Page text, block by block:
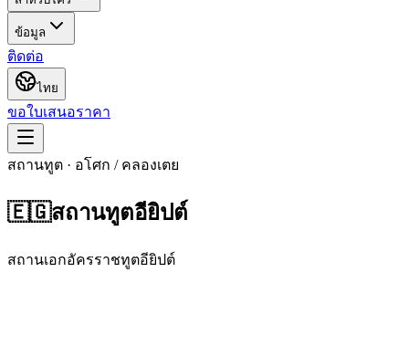
ข้อมูล
ติดต่อ
ไทย
ขอใบเสนอราคา
สถานทูต · อโศก / คลองเตย
🇪🇬สถานทูตอียิปต์
สถานเอกอัครราชทูตอียิปต์